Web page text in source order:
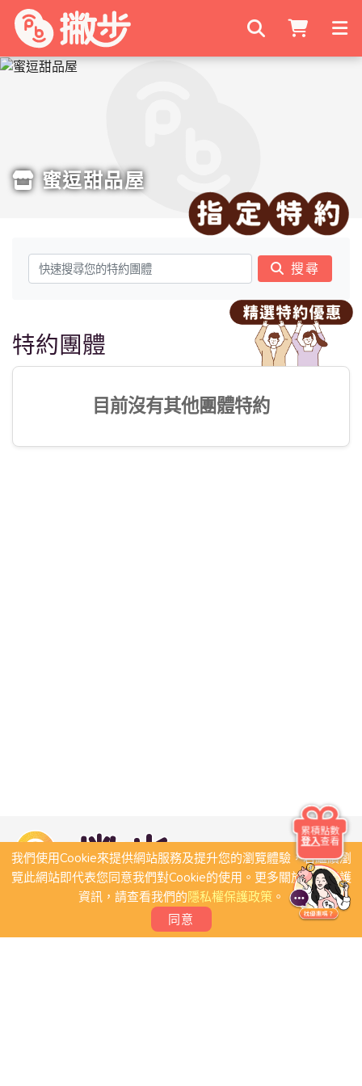
搜尋商家
蜜逗甜品屋
搜尋
特約團體
目前沒有其他團體特約
我們使用Cookie來提供網站服務及提升您的瀏覽體驗，若繼續瀏
覽此網站即代表您同意我們對Cookie的使用。更多關於隱私保護
資訊，請查看我們的隱私權保護政策。
同意
累積點數
登入查看